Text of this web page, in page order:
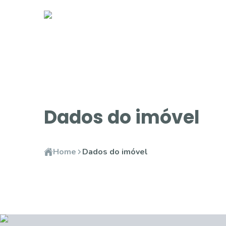
Dados do imóvel
Home Dados do imóvel